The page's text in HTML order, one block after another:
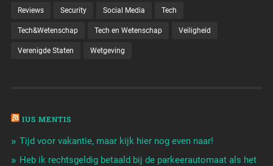
Reviews Security Social Media Tech
Tech&Wetenschap Tech en Wetenschap Veiligheid
Verenigde Staten Wetgeving
IUS MENTIS
Tijd voor vakantie, maar kijk hier nog even naar!
Heb ik rechtsgeldig betaald bij de parkeerautomaat als het